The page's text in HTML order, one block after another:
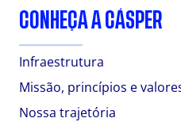
CONHEÇA A CÁSPER
Infraestrutura
Missão, princípios e
Nossa trajetória